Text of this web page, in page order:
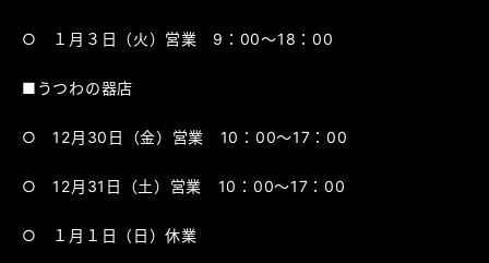
○ １月３日（火）営業 9：00～18：00
■うつわの器店
○ 12月30日（金）営業 10：00～17：00
○ 12月31日（土）営業 10：00～17：00
○ １月１日（日）休業